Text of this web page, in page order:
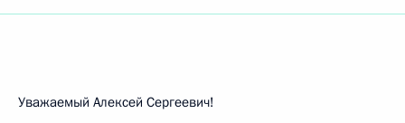
Уважаемый Алексей Сергеевич!